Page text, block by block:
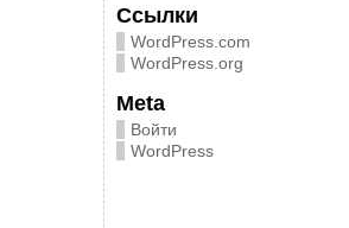
Ссылки
WordPress.com
WordPress.org
Meta
Войти
WordPress